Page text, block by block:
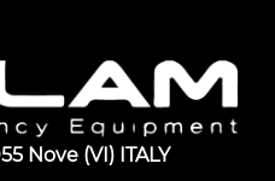
Nove (VI) ITALY